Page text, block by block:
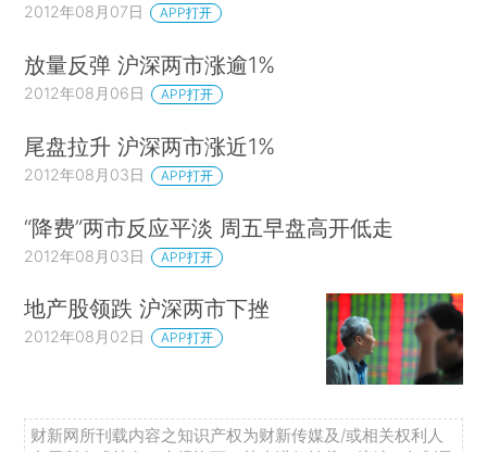
2012年08月07日 APP打开
放量反弹 沪深两市涨逾1%
2012年08月06日 APP打开
尾盘拉升 沪深两市涨近1%
2012年08月03日 APP打开
“降费”两市反应平淡 周五早盘高开低走
2012年08月03日 APP打开
地产股领跌 沪深两市下挫
2012年08月02日 APP打开
财新网所刊载内容之知识产权为财新传媒及/或相关权利人